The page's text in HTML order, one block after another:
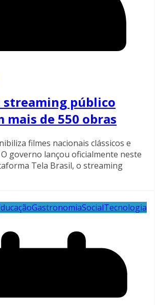
streaming público
mais de 550 obras
filmes nacionais clássicos e
governo lançou oficialmente neste
Tela Brasil, o streaming
GastronomiaSocialTecnologia